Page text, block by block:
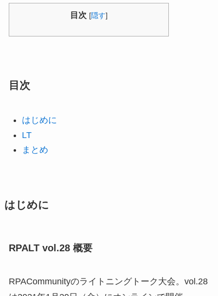
目次 [隠す]
目次
はじめに
LT
まとめ
はじめに
RPALT vol.28 概要
RPACommunityのライトニングトーク大会。vol.28